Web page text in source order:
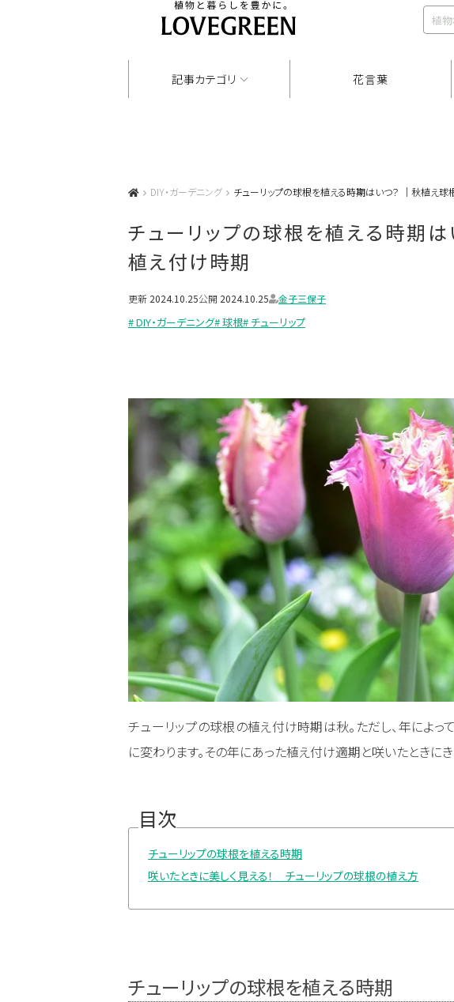
記事カテゴリ 花言葉
DIY・ガーデニング チューリップの球根を植える時期はいつ？ ｜秋植え
チューリップの球根を植える時期
植え付け時期
更新 2024.10.25公開 2024.10.25 金子三保子
# DIY・ガーデニング# 球根# チューリップ
チューリップの球根の植え付け時期は秋。ただし、年によっ
に変わります。その年にあった植え付け適期と咲いたときに
目次
チューリップの球根を植える時期
咲いたときに美しく見える！ チューリップの球根の植え方
チューリップの球根を植える時期